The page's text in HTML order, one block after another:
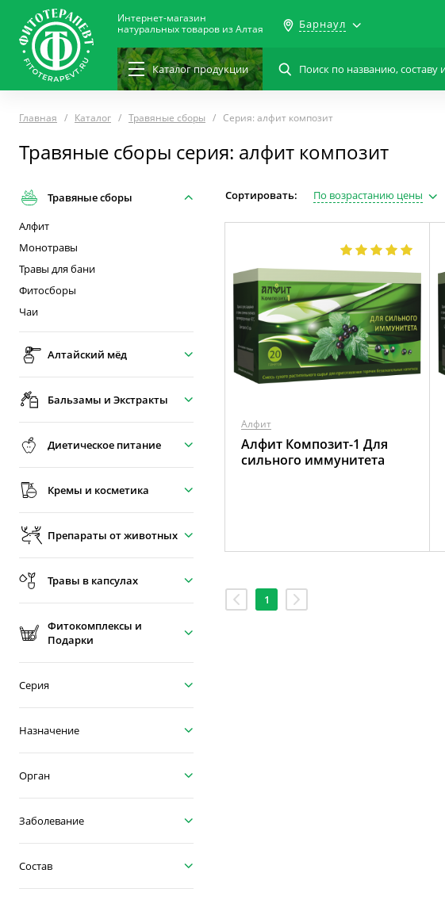
Интернет-магазин
натуральных товаров из Алтая
Барнаул
Каталогпродукции
Главная Каталог Травяные сборы Серия: алфит композит
Травяные сборы серия: алфит композит
Травяные сборы
Алфит
Монотравы
Травы для бани
Фитосборы
Чаи
Алтайский мёд
Бальзамы и Экстракты
Диетическое питание
Кремы и косметика
Препараты от животных
Травы в капсулах
Фитокомплексы и
Подарки
Серия
Назначение
Орган
Заболевание
Состав
Сортировать: По возрастанию цены
Алфит
Алфит Композит-1 Для
сильного иммунитета
1